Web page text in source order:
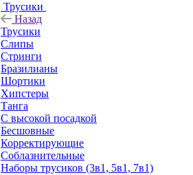
Трусики
Назад
Трусики
Слипы
Стринги
Бразилианы
Шортики
Хипстеры
Танга
С высокой посадкой
Бесшовные
Корректирующие
Соблазнительные
Наборы трусиков (3в1, 5в1, 7в1)